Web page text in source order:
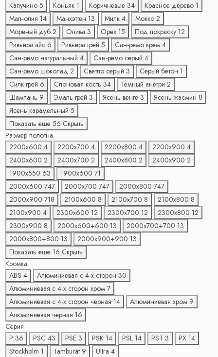
Капучино 5 Коньяк 1 Коричневые 34 Красное дерево 1
Магнолия 14 Манхэттен 13 Милк 4 Мокко 2
Морёный дуб 2 Олива 3 Орех 15 Под покраску 12
Ривьера айс 6 Ривьера грей 5 Сан-ремо крем 4
Сан-ремо натуральный 4 Сан-ремо серый 4
Сан-ремо шоколад 2 Светло серый 3 Серый бетон 1
Силк грей 6 Слоновая кость 34 Темный анегри 2
Шампань 9 Эмаль грей 3 Ясень венге 3 Ясень жасмин 8
Ясень карамельный 5
Показать еще 56 Скрыть
Размер полотна
2200х600 4 2200х700 4 2200х800 4 2200х900 4
2400х600 2 2400х700 2 2400х800 2 2400х900 2
1900х550 63 1900х600 71
2000х600 747 2000х700 747 2000х800 747
2000х900 718 2100х600 8 2100х700 8 2100х800 8
2100х900 4 2300х600 12 2300х700 12 2300х800 12
2300х900 8 2000х600+600 13 2000х700+700 13
2000х800+800 13 2000х900+900 13
Показать еще 16 Скрыть
Кромка
ABS 4 Алюминиевая с 4-x сторон 30
Алюминиевая с 4-x сторон хром 7
Алюминиевая с 4-x сторон черная 14 Алюминиевая хром 9
Алюминиевая черная 16
Серия
P 36 PSC 43 PSE 3 PSK 14 PSL 14 PST 3 PX 14
Stockholm 1 Tamburat 9 Ultra 4